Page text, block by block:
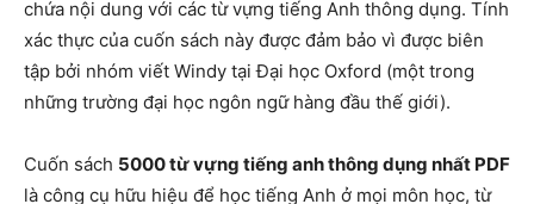
chứa nội dung với các từ vựng tiếng Anh thông dụng. Tính
xác thực của cuốn sách này được đảm bảo vì được biên
tập bởi nhóm viết Windy tại Đại học Oxford (một trong
những trường đại học ngôn ngữ hàng đầu thế giới).
Cuốn sách 5000 từ vựng tiếng anh thông dụng nhất PDF
là công cụ hữu hiệu để học tiếng Anh ở mọi môn học, từ